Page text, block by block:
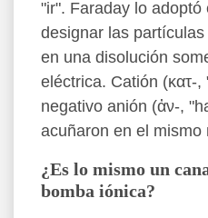
"ir". Faraday lo adoptó
designar las
en una disolución
eléctrica. Catión (κατ-
negativo anión (ἀν-,
acuñaron en el mismo
¿Es lo mismo un
bomba iónica?